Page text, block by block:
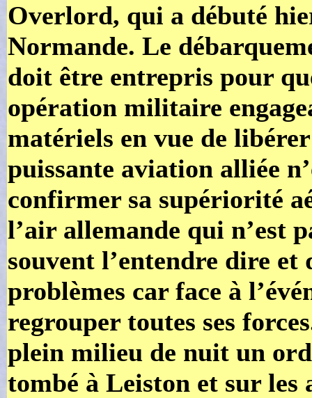
Overlord, qui a débuté
Normande. Le
doit être entrepris pour
opération militaire
matériels en vue de
puissante aviation alliée
confirmer sa supériorité
l’air allemande qui n’est
souvent l’entendre dire et
problèmes car face à
regrouper toutes ses
plein milieu de nuit un
tombé à Leiston et sur les